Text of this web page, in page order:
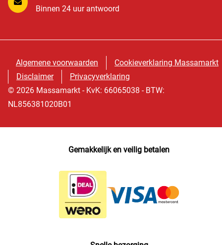
Binnen 24 uur antwoord
Algemene voorwaarden
Cookieverklaring Massamarkt
Disclaimer
Privacyverklaring
© 2026 Massamarkt - KvK: 66065038 - BTW:
NL856381020B01
Gemakkelijk en veilig betalen